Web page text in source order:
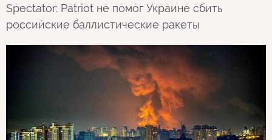
Spectator: Patriot не помог Украине сбить
российские баллистические ракеты